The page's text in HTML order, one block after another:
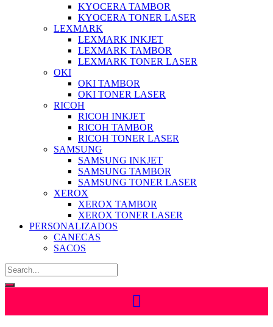
KYOCERA TAMBOR
KYOCERA TONER LASER
LEXMARK
LEXMARK INKJET
LEXMARK TAMBOR
LEXMARK TONER LASER
OKI
OKI TAMBOR
OKI TONER LASER
RICOH
RICOH INKJET
RICOH TAMBOR
RICOH TONER LASER
SAMSUNG
SAMSUNG INKJET
SAMSUNG TAMBOR
SAMSUNG TONER LASER
XEROX
XEROX TAMBOR
XEROX TONER LASER
PERSONALIZADOS
CANECAS
SACOS